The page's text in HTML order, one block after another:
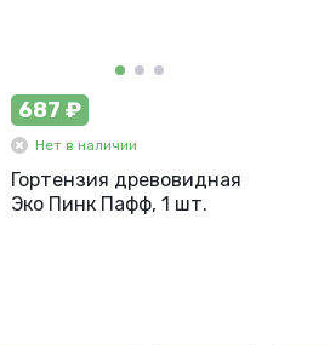
687 ₽
Нет в наличии
Гортензия древовидная
Эко Пинк Пафф, 1 шт.